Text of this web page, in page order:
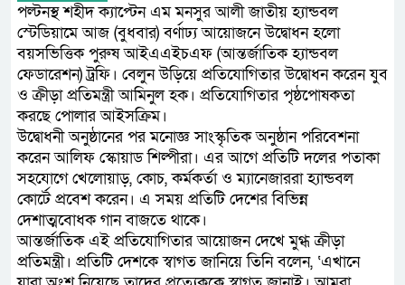
পল্টনস্থ শহীদ ক্যাপ্টেন এম মনসুর আলী জাতীয় হ্যান্ডবল
স্টেডিয়ামে আজ (বুধবার) বর্ণাঢ্য আয়োজনে উদ্বোধন হলো
বয়সভিত্তিক পুরুষ আইএএইচএফ (আন্তর্জাতিক হ্যান্ডবল
ফেডারেশন) ট্রফি। বেলুন উড়িয়ে প্রতিযোগিতার উদ্বোধন করেন যুব
ও ক্রীড়া প্রতিমন্ত্রী আমিনুল হক। প্রতিযোগিতার পৃষ্ঠপোষকতা
করছে পোলার আইসক্রিম।
উদ্বোধনী অনুষ্ঠানের পর মনোজ্ঞ সাংস্কৃতিক অনুষ্ঠান পরিবেশনা
করেন আলিফ স্কোয়াড শিল্পীরা। এর আগে প্রতিটি দলের পতাকা
সহযোগে খেলোয়াড়, কোচ, কর্মকর্তা ও ম্যানেজাররা হ্যান্ডবল
কোর্টে প্রবেশ করেন। এ সময় প্রতিটি দেশের বিভিন্ন
দেশাত্মবোধক গান বাজতে থাকে।
আন্তর্জাতিক এই প্রতিযোগিতার আয়োজন দেখে মুগ্ধ ক্রীড়া
প্রতিমন্ত্রী। প্রতিটি দেশকে স্বাগত জানিয়ে তিনি বলেন, ‘এখানে